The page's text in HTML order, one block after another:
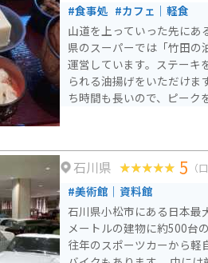
#食事処 #カフェ｜軽食
山道を上っていった先にあ
県のスーパーでは「竹田の
運営しています。ステーキ
られる油揚げをいただけ
ち時間も長いので、ピーク
石川県 5 （
#美術館｜資料館
石川県小松市にある日本最
メートルの建物に約500台
往年のスポーツカーから軽